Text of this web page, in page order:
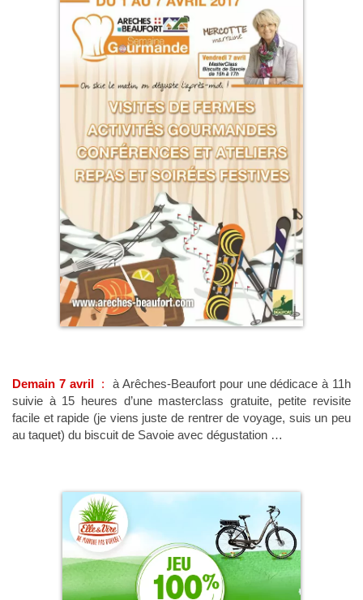
Demain 7 avril:
à Arêches-Beaufort pour une dédicace à 11h
suivie à 15 heures d’une masterclass gratuite, petite revisite
facile et rapide (je viens juste de rentrer de voyage, suis un peu
au taquet) du biscuit de Savoie avec dégustation …